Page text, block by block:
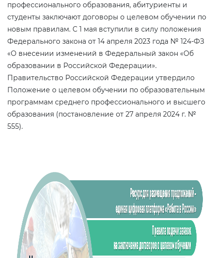
профессионального образования, абитуриенты и
студенты заключают договоры о целевом обучении по
новым правилам. С 1 мая вступили в силу положения
Федерального закона от 14 апреля 2023 года № 124-ФЗ
«О внесении изменений в Федеральный закон «Об
образовании в Российской Федерации».
Правительство Российской Федерации утвердило
Положение о целевом обучении по образовательным
программам среднего профессионального и высшего
образования (постановление от 27 апреля 2024 г. №
555).